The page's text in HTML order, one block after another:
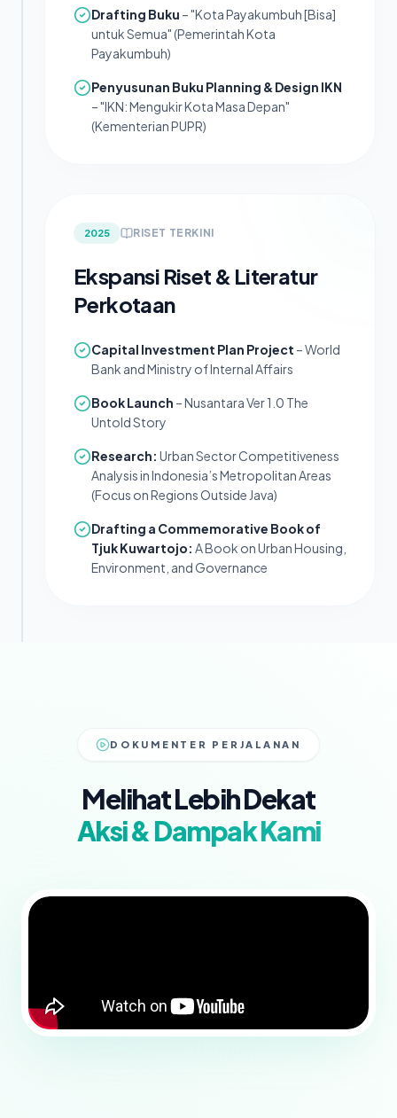
Drafting Buku – "Kota Payakumbuh [Bisa]
untuk Semua" (Pemerintah Kota
Payakumbuh)
Penyusunan Buku Planning & Design IKN
– "IKN: Mengukir Kota Masa Depan"
(Kementerian PUPR)
2025 RISET TERKINI
Ekspansi Riset & Literatur
Perkotaan
Capital Investment Plan Project – World
Bank and Ministry of Internal Affairs
Book Launch – Nusantara Ver 1.0 The
Untold Story
Research: Urban Sector Competitiveness
Analysis in Indonesia’s Metropolitan Areas
(Focus on Regions Outside Java)
Drafting a Commemorative Book of
Tjuk Kuwartojo: A Book on Urban Housing,
Environment, and Governance
DOKUMENTER PERJALANAN
Melihat Lebih Dekat
Aksi & Dampak Kami